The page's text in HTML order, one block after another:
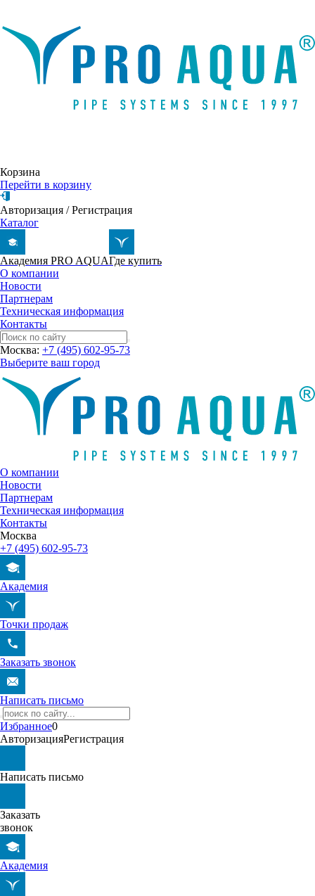
Корзина
Перейти в корзину
Авторизация /Регистрация
Каталог
Академия PRO AQUAГде купить
О компании
Новости
Партнерам
Техническая информация
Контакты
Москва: +7 (495) 602-95-73
Выберите ваш город
О компании
Новости
Партнерам
Техническая информация
Контакты
Москва
+7 (495) 602-95-73
Академия
Точки продаж
Заказать звонок
Написать письмо
Избранное0
АвторизацияРегистрация
Написать письмо
Заказать
звонок
Академия